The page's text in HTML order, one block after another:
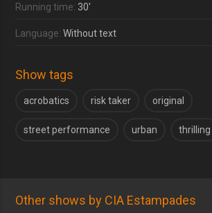
Running time: 30'
Language:Without text
Show tags
acrobatics risk taker original
street performance urban thrilling
Other shows by CIA Estampades